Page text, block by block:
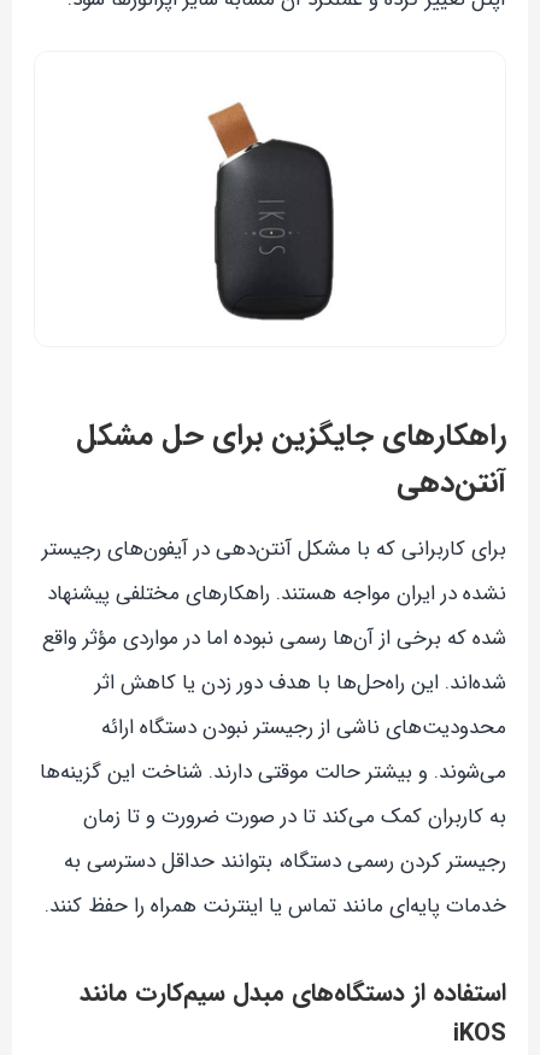
راهکارهای جایگزین برای حل مشکل
آنتن‌دهی
برای کاربرانی که با مشکل آنتن‌دهی در آیفون‌های رجیستر
نشده در ایران مواجه هستند. راهکارهای مختلفی پیشنهاد
شده که برخی از آن‌ها رسمی نبوده اما در مواردی مؤثر واقع
شده‌اند. این راه‌حل‌ها با هدف دور زدن یا کاهش اثر
محدودیت‌های ناشی از رجیستر نبودن دستگاه ارائه
می‌شوند. و بیشتر حالت موقتی دارند. شناخت این گزینه‌ها
به کاربران کمک می‌کند تا در صورت ضرورت و تا زمان
رجیستر کردن رسمی دستگاه، بتوانند حداقل دسترسی به
خدمات پایه‌ای مانند تماس یا اینترنت همراه را حفظ کنند.
استفاده از دستگاه‌های مبدل سیم‌کارت مانند
iKOS